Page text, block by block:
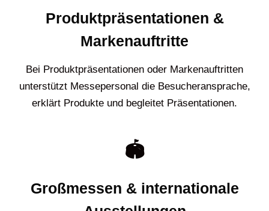
Produktpräsentationen &
Markenauftritte
Bei Produktpräsentationen oder Markenauftritten
unterstützt Messepersonal die Besucheransprache,
erklärt Produkte und begleitet Präsentationen.
🏟️
Großmessen & internationale